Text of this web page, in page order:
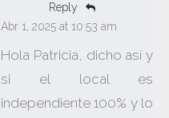
Reply
Abr 1, 2025 at 10:53 am
Hola Patricia, dicho así y
si el local es
independiente 100% y lo